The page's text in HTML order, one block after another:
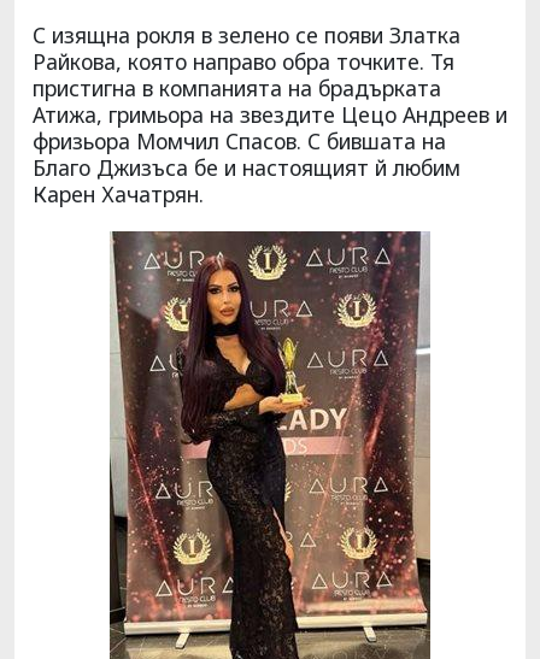
С изящна рокля в зелено се появи Златка
Райкова, която направо обра точките. Тя
пристигна в компанията на брадърката
Атижа, гримьора на звездите Цецо Андреев и
фризьора Момчил Спасов. С бившата на
Благо Джизъса бе и настоящият й любим
Карен Хачатрян.